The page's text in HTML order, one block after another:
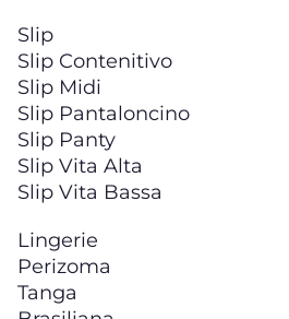
Slip
Slip Contenitivo
Slip Midi
Slip Pantaloncino
Slip Panty
Slip Vita Alta
Slip Vita Bassa
Lingerie
Perizoma
Tanga